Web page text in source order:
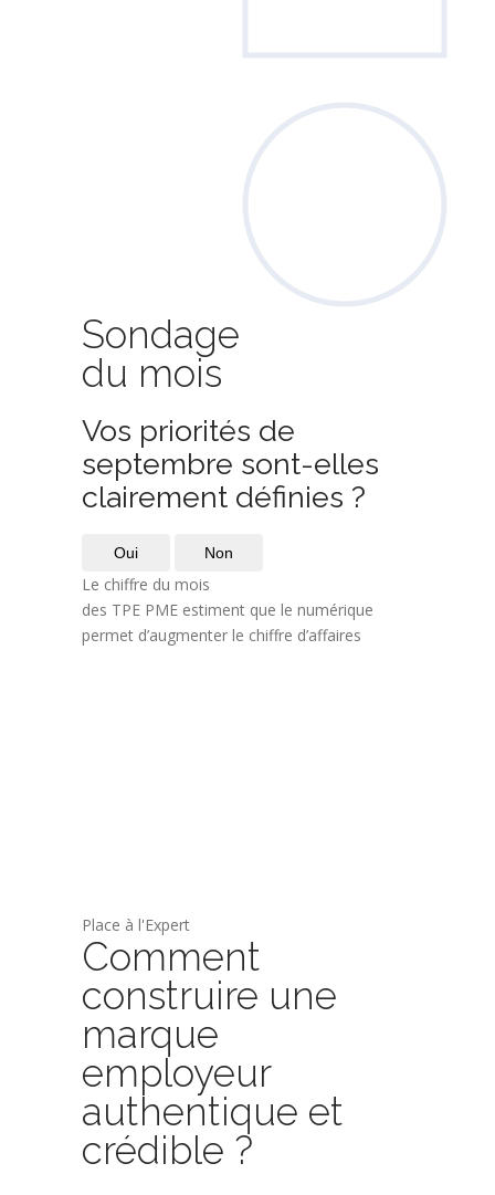
Sondage
du mois
Vos priorités de
septembre sont-elles
clairement définies ?
Oui Non
Le chiffre du mois
des TPE PME estiment que le numérique
permet d’augmenter le chiffre d’affaires
Place à l'Expert
Comment
construire une
marque
employeur
authentique et
crédible ?